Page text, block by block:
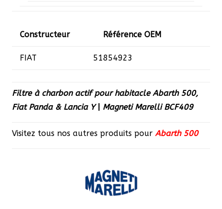
Constructeur Référence OEM
FIAT ­51854923
Filtre à charbon actif pour habitacle Abarth 500,
Fiat Panda & Lancia Y
Magneti Marelli BCF409
Visitez tous nos autres produits pour Abarth 500